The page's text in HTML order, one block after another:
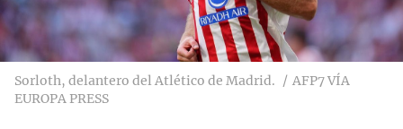
Sorloth, delantero del Atlético de Madrid.
AFP7 VÍA
EUROPA PRESS